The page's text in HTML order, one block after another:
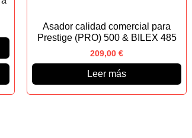
Asador calidad comercial para
Prestige (PRO) 500 & BILEX 485
209,00 €
Leer más